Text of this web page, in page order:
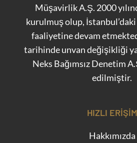
Müşavirlik A.Ş. 2000
kurulmuş olup,
faaliyetine devam
tarihinde unvan değişikliği
Neks Bağımsız Denetim
edilmiştir.
HIZLI ERIŞIM
Hakkımızda